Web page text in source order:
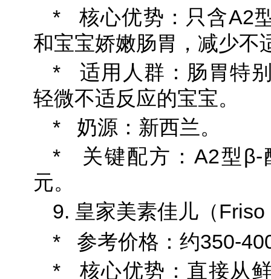
* 核心优势：只含A2
和宝宝娇嫩肠胃，减少不
* 适用人群：肠胃特
轻微不适反应的宝宝。
* 奶源：新西兰。
* 关键配方：A2型β-
元。
9. 皇家美素佳儿（
* 参考价格：约350-
* 核心优势：直接从